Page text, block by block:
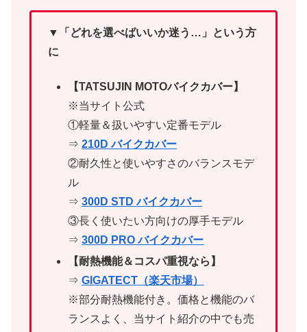
▼「どれを選べばいいか迷う…」という方
に
【TATSUJIN MOTOバイクカバー】
※当サイト公式
①軽量＆扱いやすい定番モデル
⇒210D バイクカバー
②耐久性と使いやすさのバランスモデ
ル
⇒300D STD バイクカバー
③長く使いたい方向けの厚手モデル
⇒300D PRO バイクカバー
【耐熱機能＆コスパ重視なら】
⇒GIGATECT（楽天市場）
※部分耐熱機能付き。価格と機能のバ
ランスよく、当サイト紹介の中でも売